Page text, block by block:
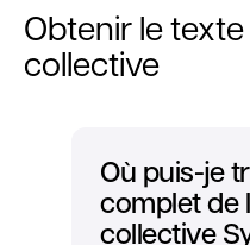
Obtenir le
collective
Où puis-je
complet de
collective